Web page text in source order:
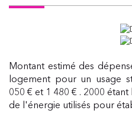
Montant estimé des
logement pour un usage
050 € et 1 480 € . 2000
de l'énergie utilisés pour